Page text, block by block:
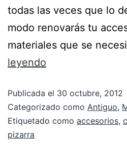
todas las veces que lo
modo renovarás tu
materiales que se
leyendo
Publicada el 30 octubre, 2012
Categorizado como Antiguo,
Etiquetado como accesorios,
pizarra